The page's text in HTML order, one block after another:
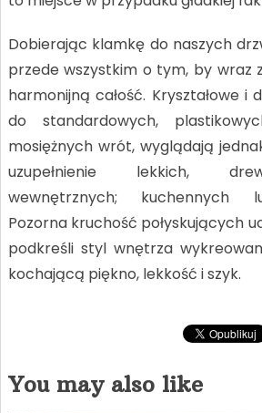
Dobierając klamkę do naszych
przede wszystkim o tym, by wraz
harmonijną całość. Kryształowe i
do standardowych,
mosiężnych wrót, wyglądają
uzupełnienie lekkich,
wewnętrznych; kuchennych
Pozorna kruchość połyskujących
podkreśli styl wnętrza
kochającą piękno, lekkość i szyk.
You may also like